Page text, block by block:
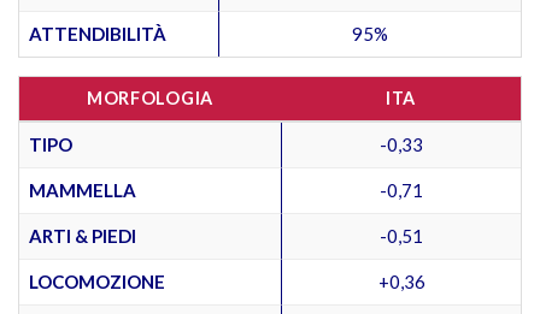
ATTENDIBILITÀ 95%
MORFOLOGIA ITA
TIPO -0,33
MAMMELLA -0,71
ARTI & PIEDI -0,51
LOCOMOZIONE +0,36